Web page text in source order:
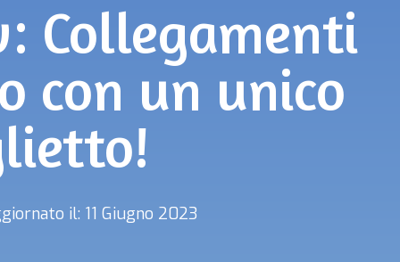
Collegamenti
con un unico
il: 11 Giugno 2023